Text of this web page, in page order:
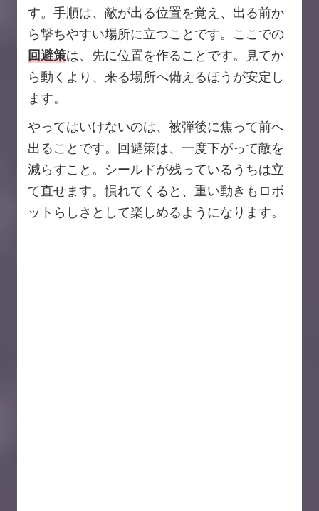
す。手順は、敵が出る位置を覚え、出る前か
ら撃ちやすい場所に立つことです。ここでの
回避策は、先に位置を作ることです。見てか
ら動くより、来る場所へ備えるほうが安定し
ます。
やってはいけないのは、被弾後に焦って前へ
出ることです。回避策は、一度下がって敵を
減らすこと。シールドが残っているうちは立
て直せます。慣れてくると、重い動きもロボ
ットらしさとして楽しめるようになります。